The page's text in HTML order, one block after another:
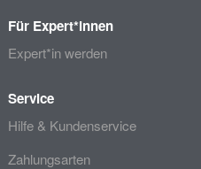
Für Expert*innen
Expert*in werden
Service
Hilfe & Kundenservice
Zahlungsarten